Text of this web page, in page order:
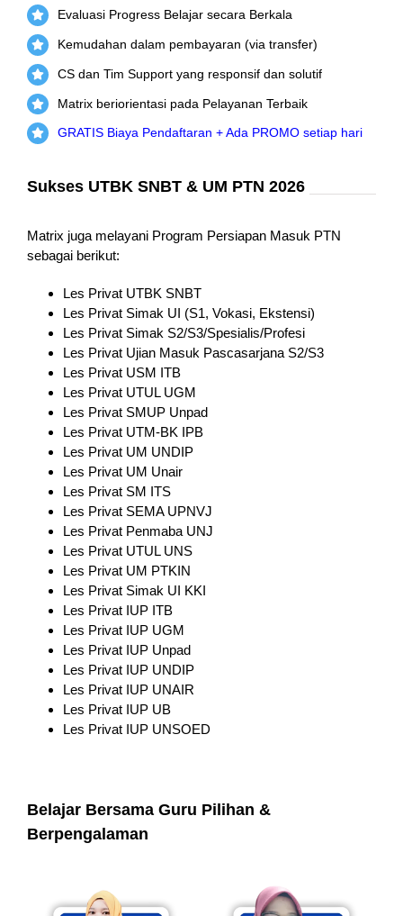
Evaluasi Progress Belajar secara Berkala
Kemudahan dalam pembayaran (via transfer)
CS dan Tim Support yang responsif dan solutif
Matrix beriorientasi pada Pelayanan Terbaik
GRATIS Biaya Pendaftaran + Ada PROMO setiap hari
Sukses UTBK SNBT & UM PTN 2026
Matrix juga melayani Program Persiapan Masuk PTN
sebagai berikut:
Les Privat UTBK SNBT
Les Privat Simak UI (S1, Vokasi, Ekstensi)
Les Privat Simak S2/S3/Spesialis/Profesi
Les Privat Ujian Masuk Pascasarjana S2/S3
Les Privat USM ITB
Les Privat UTUL UGM
Les Privat SMUP Unpad
Les Privat UTM-BK IPB
Les Privat UM UNDIP
Les Privat UM Unair
Les Privat SM ITS
Les Privat SEMA UPNVJ
Les Privat Penmaba UNJ
Les Privat UTUL UNS
Les Privat UM PTKIN
Les Privat Simak UI KKI
Les Privat IUP ITB
Les Privat IUP UGM
Les Privat IUP Unpad
Les Privat IUP UNDIP
Les Privat IUP UNAIR
Les Privat IUP UB
Les Privat IUP UNSOED
Belajar Bersama Guru Pilihan &
Berpengalaman